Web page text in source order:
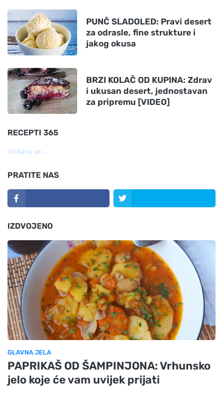
PUNČ SLADOLED: Pravi desert
za odrasle, fine strukture i
jakog okusa
BRZI KOLAČ OD KUPINA: Zdrav
i ukusan desert, jednostavan
za pripremu [VIDEO]
RECEPTI 365
Učitava se...
PRATITE NAS
IZDVOJENO
GLAVNA JELA
PAPRIKAŠ OD ŠAMPINJONA: Vrhunsko
jelo koje će vam uvijek prijati